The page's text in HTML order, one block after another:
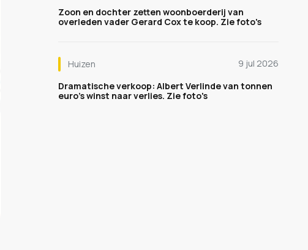
Zoon en dochter zetten woonboerderij van
overleden vader Gerard Cox te koop. Zie foto's
Huizen
9 jul 2026
Dramatische verkoop: Albert Verlinde van tonnen
euro's winst naar verlies. Zie foto's